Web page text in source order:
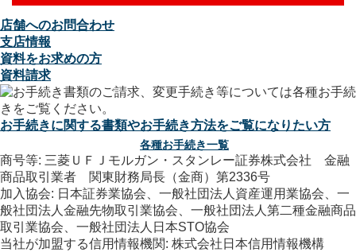
店舗へのお問合わせ
支店情報
資料をお求めの方
資料請求
お手続きに関する書類やお手続き方法をご覧になりたい方
各種お手続き一覧
商号等: 三菱ＵＦＪモルガン・スタンレー証券株式会社 金融
商品取引業者 関東財務局長（金商）第2336号
加入協会: 日本証券業協会、一般社団法人資産運用業協会、一
般社団法人金融先物取引業協会、一般社団法人第二種金融商品
取引業協会、一般社団法人日本STO協会
当社が加盟する信用情報機関: 株式会社日本信用情報機構